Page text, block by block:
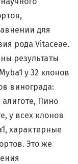
для
рода Vitaceae.
результаты
у 32 клонов
винограда:
Пино
у всех клонов
характерные
Это же